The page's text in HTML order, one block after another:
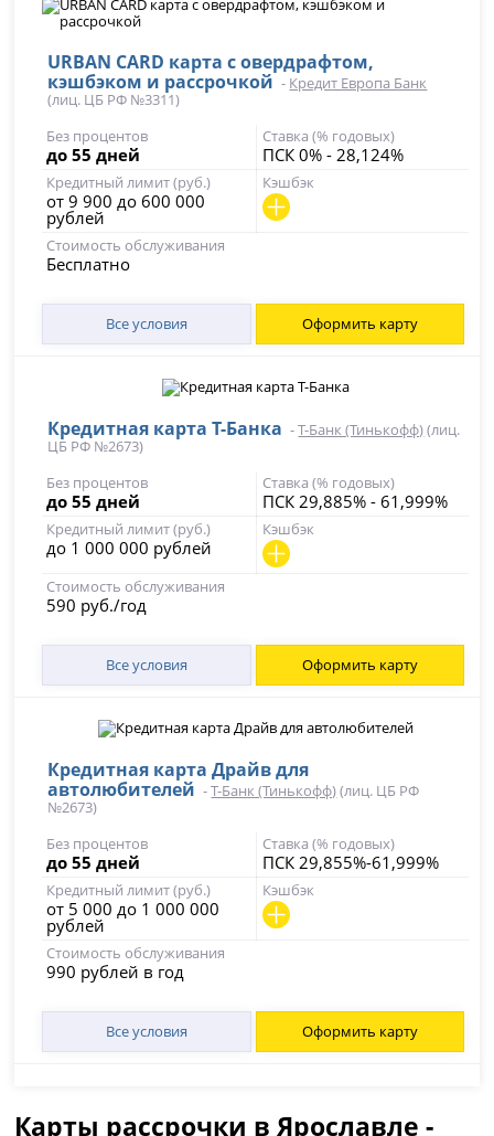
URBAN CARD карта с овердрафтом,
кэшбэком и рассрочкой - Кредит Европа Банк
(лиц. ЦБ РФ №3311)
Без процентов
до 55 дней
Ставка (% годовых)
ПСК 0% - 28,124%
Кредитный лимит (руб.)
от 9 900 до 600 000
рублей
Кэшбэк
Стоимость обслуживания
Бесплатно
Все условия Оформить карту
Кредитная карта Т-Банка -Т-Банк (Тинькофф)(лиц.
ЦБ РФ №2673)
Без процентов
до 55 дней
Ставка (% годовых)
ПСК 29,885% - 61,999%
Кредитный лимит (руб.)
до 1 000 000 рублей
Кэшбэк
Стоимость обслуживания
590 руб./год
Все условия Оформить карту
Кредитная карта Драйв для
автолюбителей -Т-Банк (Тинькофф)(лиц. ЦБ РФ
№2673)
Без процентов
до 55 дней
Ставка (% годовых)
ПСК 29,855%-61,999%
Кредитный лимит (руб.)
от 5 000 до 1 000 000
рублей
Кэшбэк
Стоимость обслуживания
990 рублей в год
Все условия Оформить карту
Карты рассрочки в Ярославле -